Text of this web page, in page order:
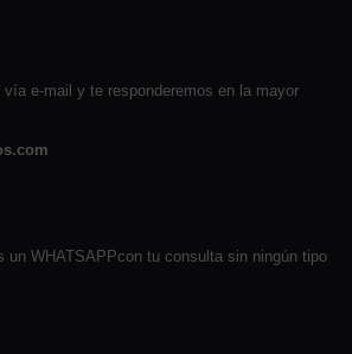
e-mail y te responderemos en la mayor
un WHATSAPPcon tu consulta sin ningún tipo